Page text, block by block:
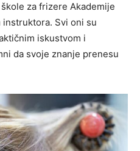
za frizere Akademije
Svi oni su
iskustvom i
da svoje znanje prenesu